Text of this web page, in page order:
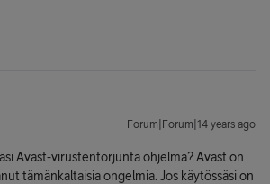
Forum|Forum|14 years ago
Avast-virustentorjunta ohjelma? Avast on
tämänkaltaisia ongelmia. Jos käytössäsi on